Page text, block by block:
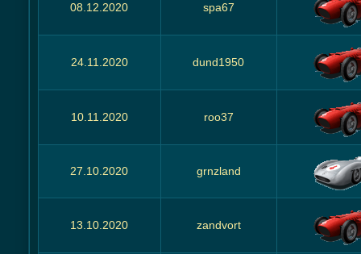
08.12.2020 spa67
24.11.2020 dund1950
10.11.2020 roo37
27.10.2020 grnzland
13.10.2020 zandvort